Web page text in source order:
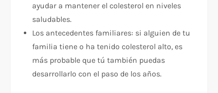
ayudar a mantener el colesterol en niveles
saludables.
Los antecedentes familiares: si alguien de tu
familia tiene o ha tenido colesterol alto, es
más probable que tú también puedas
desarrollarlo con el paso de los años.